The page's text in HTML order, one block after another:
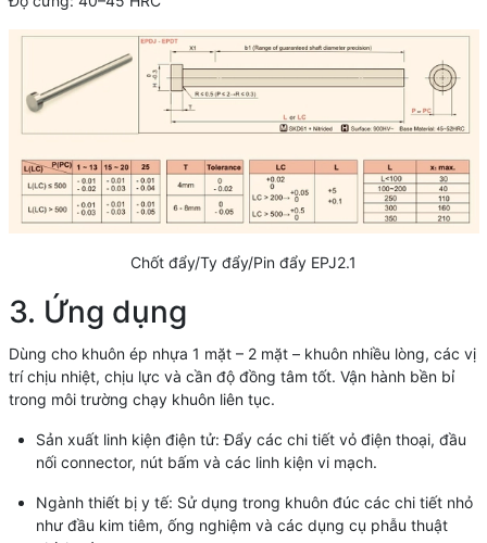
Chốt đẩy/Ty đẩy/Pin đẩy EPJ2.1
3. Ứng dụng
Dùng cho khuôn ép nhựa 1 mặt – 2 mặt – khuôn nhiều lòng, các vị
trí chịu nhiệt, chịu lực và cần độ đồng tâm tốt. Vận hành bền bỉ
trong môi trường chạy khuôn liên tục.
Sản xuất linh kiện điện tử: Đẩy các chi tiết vỏ điện thoại, đầu
nối connector, nút bấm và các linh kiện vi mạch.
Ngành thiết bị y tế: Sử dụng trong khuôn đúc các chi tiết nhỏ
như đầu kim tiêm, ống nghiệm và các dụng cụ phẫu thuật